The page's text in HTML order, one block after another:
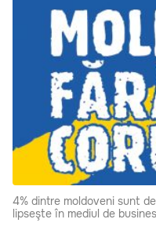
4% dintre moldoveni sunt
lipseşte în mediul de